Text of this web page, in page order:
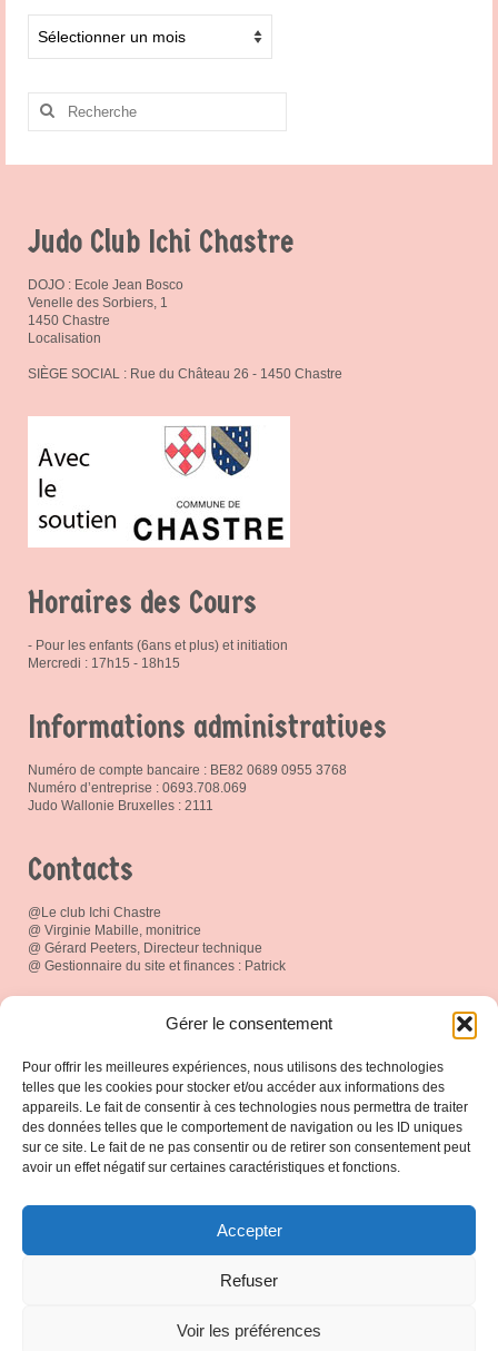
Gérer le consentement
Pour offrir les meilleures expériences, nous utilisons des technologies
telles que les cookies pour stocker et/ou accéder aux informations des
appareils. Le fait de consentir à ces technologies nous permettra de traiter
des données telles que le comportement de navigation ou les ID uniques
sur ce site. Le fait de ne pas consentir ou de retirer son consentement peut
avoir un effet négatif sur certaines caractéristiques et fonctions.
Accepter
Refuser
Voir les préférences
Rechercher
Judo Club Ichi Chastre
DOJO : Ecole Jean Bosco
Venelle des Sorbiers, 1
1450 Chastre
Localisation
SIÈGE SOCIAL : Rue du Château 26 - 1450 Chastre
Horaires des Cours
- Pour les enfants (6ans et plus) et initiation
Mercredi : 17h15 - 18h15
Informations administratives
Numéro de compte bancaire : BE82 0689 0955 3768
Numéro d’entreprise : 0693.708.069
Judo Wallonie Bruxelles : 2111
Contacts
@Le club Ichi Chastre
@ Virginie Mabille, monitrice
@ Gérard Peeters, Directeur technique
@ Gestionnaire du site et finances : Patrick
Réseau social
Espace Membres
Protection de vos données